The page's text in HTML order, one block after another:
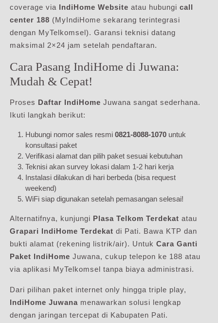
coverage via IndiHome Website atau hubungi call
center 188 (MyIndiHome sekarang terintegrasi
dengan MyTelkomsel). Garansi teknisi datang
maksimal 2×24 jam setelah pendaftaran.
Cara Pasang IndiHome di Juwana:
Mudah & Cepat!
Proses Daftar IndiHome Juwana sangat sederhana.
Ikuti langkah berikut:
Hubungi nomor sales resmi 0821-8088-1070 untuk
konsultasi paket
Verifikasi alamat dan pilih paket sesuai kebutuhan
Teknisi akan survey lokasi dalam 1-2 hari kerja
Instalasi dilakukan di hari berbeda (bisa request
weekend)
WiFi siap digunakan setelah pemasangan selesai!
Alternatifnya, kunjungi Plasa Telkom Terdekat atau
Grapari IndiHome Terdekat di Pati. Bawa KTP dan
bukti alamat (rekening listrik/air). Untuk Cara Ganti
Paket IndiHome Juwana, cukup telepon ke 188 atau
via aplikasi MyTelkomsel tanpa biaya administrasi.
Dari pilihan paket internet only hingga triple play,
IndiHome Juwana menawarkan solusi lengkap
dengan jaringan tercepat di Kabupaten Pati.